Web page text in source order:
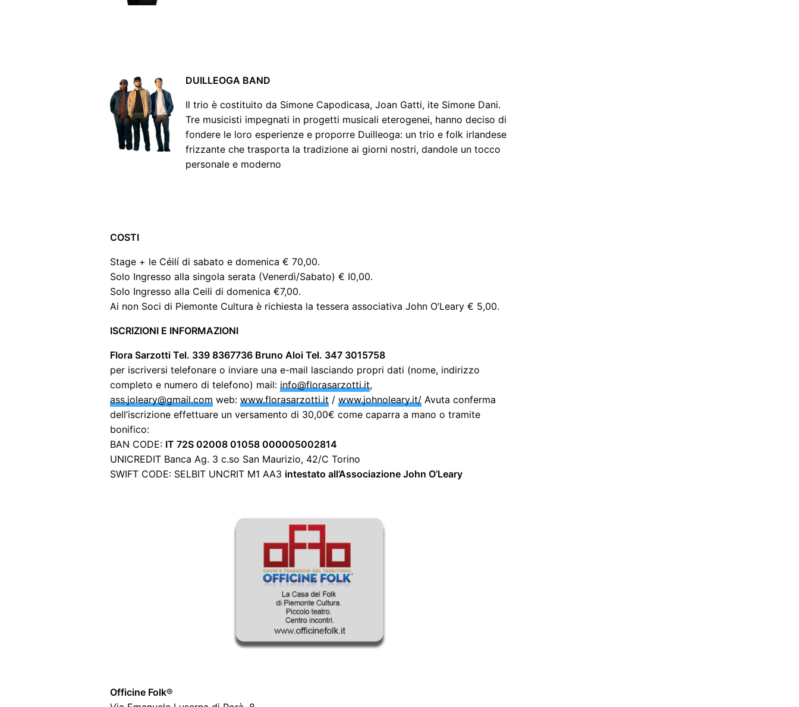
DUILLEOGA BAND
Il trio è costituito da Simone Capodicasa, Joan Gatti, ite Simone Dani.
Tre musicisti impegnati in progetti musicali eterogenei, hanno deciso di
fondere le loro esperienze e proporre Duilleoga: un trio e folk irlandese
frizzante che trasporta la tradizione ai giorni nostri, dandole un tocco
personale e moderno
COSTI
Stage + le Céilí di sabato e domenica € 70,00.
Solo Ingresso alla singola serata (Venerdì/Sabato) € I0,00.
Solo Ingresso alla Ceili di domenica €7,00.
Ai non Soci di Piemonte Cultura è richiesta la tessera associativa John O’Leary € 5,00.
ISCRIZIONI E INFORMAZIONI
Flora Sarzotti Tel. 339 8367736 Bruno Aloi Tel. 347 3015758
per iscriversi telefonare o inviare una e-mail lasciando propri dati (nome, indirizzo
completo e numero di telefono) mail: info@florasarzotti.it,
ass.joleary@gmail.com web:www.florasarzotti.it /www.johnoleary.it/ Avuta conferma
dell’iscrizione effettuare un versamento di 30,00€ come caparra a mano o tramite
bonifico:
BAN CODE: IT 72S 02008 01058 000005002814
UNICREDIT Banca Ag. 3 c.so San Maurizio, 42/C Torino
SWIFT CODE: SELBIT UNCRIT M1 AA3 intestato all’Associazione John O’Leary
Officine Folk®